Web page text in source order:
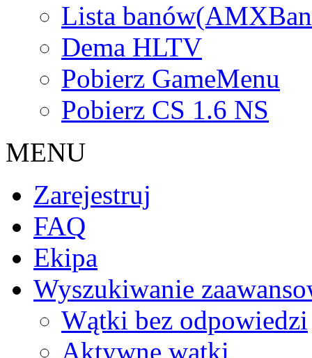
Lista
Dema HLTV
Pobierz GameMenu
Pobierz CS 1.6 NS
MENU
Zarejestruj
FAQ
Ekipa
Wyszukiwanie
Wątki bez odpowiedzi
Aktywne wątki